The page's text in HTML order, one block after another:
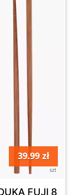
naczynia
Dzięki
w
stanie się
miało
39.99 zł
szt
FUJI 8